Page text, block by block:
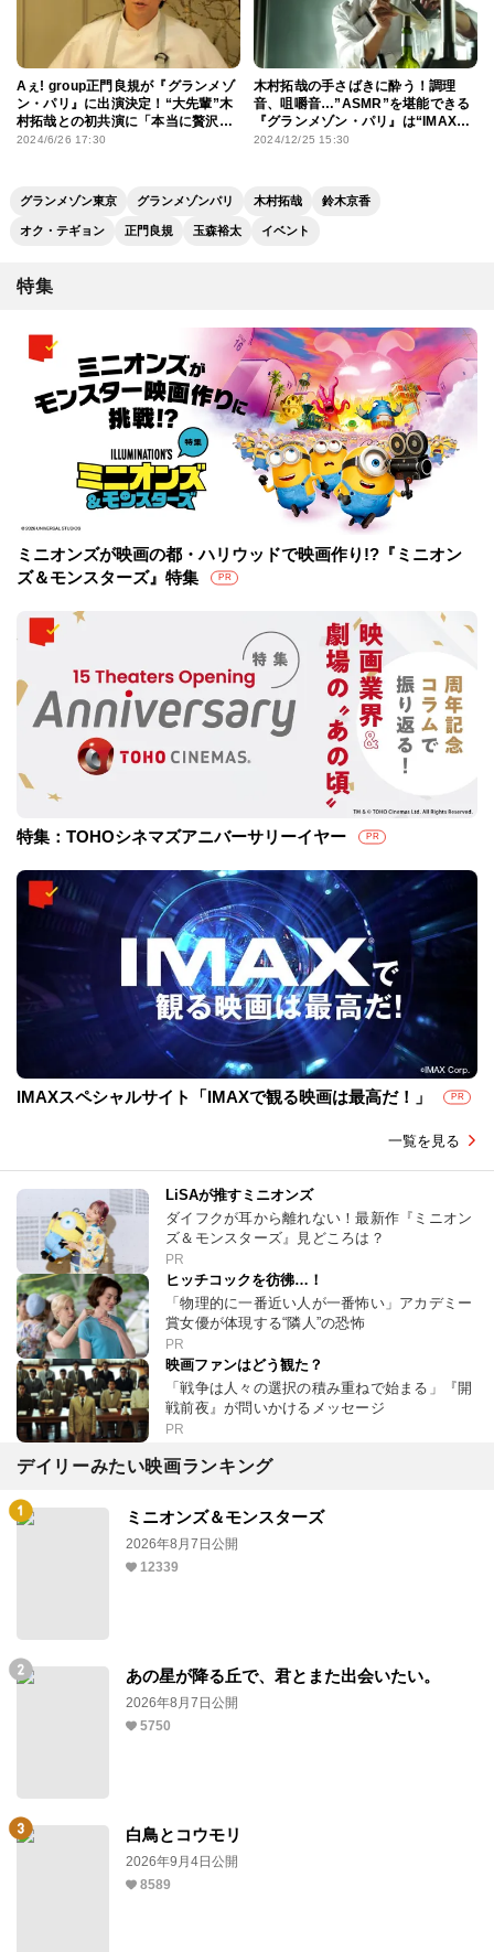
Aぇ! group正門良規が『グランメゾ
ン・パリ』に出演決定！“大先輩”木
村拓哉との初共演に「本当に贅沢な
時間でした」
2024/6/26 17:30
木村拓哉の手さばきに酔う！調理
音、咀嚼音…”ASMR”を堪能できる
『グランメゾン・パリ』は“IMAX推
し”
2024/12/25 15:30
グランメゾン東京 グランメゾンパリ 木村拓哉 鈴木京香
オク・テギョン 正門良規 玉森裕太 イベント
特集
ミニオンズが映画の都・ハリウッドで映画作り!?『ミニオン
ズ＆モンスターズ』特集
PR
特集：TOHOシネマズアニバーサリーイヤー PR
IMAXスペシャルサイト「IMAXで観る映画は最高だ！」 PR
一覧を見る
LiSAが推すミニオンズ
ダイフクが耳から離れない！最新作『ミニオン
ズ＆モンスターズ』見どころは？
PR
ヒッチコックを彷彿…！
「物理的に一番近い人が一番怖い」アカデミー
賞女優が体現する“隣人”の恐怖
PR
映画ファンはどう観た？
「戦争は人々の選択の積み重ねで始まる」『開
戦前夜』が問いかけるメッセージ
PR
デイリーみたい映画ランキング
ミニオンズ＆モンスターズ
2026年8月7日公開
12339
あの星が降る丘で、君とまた出会いたい。
2026年8月7日公開
5750
白鳥とコウモリ
2026年9月4日公開
8589